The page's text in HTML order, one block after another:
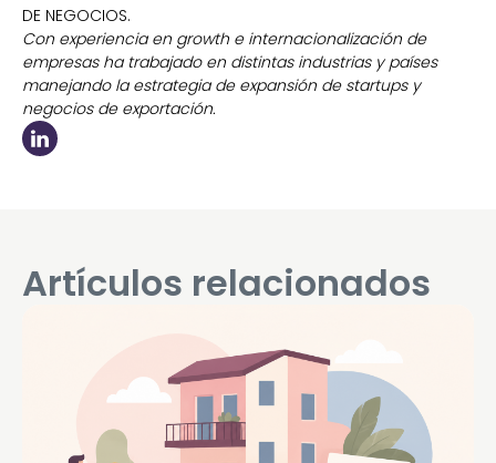
DE NEGOCIOS.
Con experiencia en growth e internacionalización de
empresas ha trabajado en distintas industrias y países
manejando la estrategia de expansión de startups y
negocios de exportación.
Artículos relacionados